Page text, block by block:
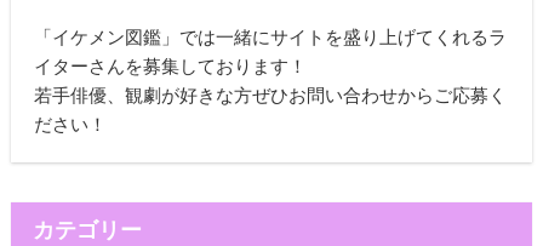
「イケメン図鑑」では一緒にサイトを盛り上げてくれるラ
イターさんを募集しております！
若手俳優、観劇が好きな方ぜひお問い合わせからご応募く
ださい！
カテゴリー